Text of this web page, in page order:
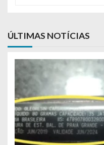
ÚLTIMAS NOTÍCIAS